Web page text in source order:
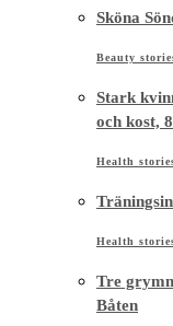
Sköna
Beauty
Stark
och kost,
Health
Health
Tre
Båten